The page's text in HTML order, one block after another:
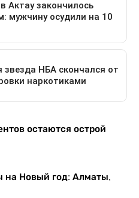
остаются острой
на Новый год: Алматы,